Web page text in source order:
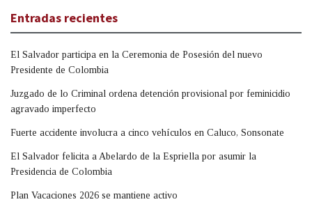
Entradas recientes
El Salvador participa en la Ceremonia de Posesión del nuevo
Presidente de Colombia
Juzgado de lo Criminal ordena detención provisional por feminicidio
agravado imperfecto
Fuerte accidente involucra a cinco vehículos en Caluco, Sonsonate
El Salvador felicita a Abelardo de la Espriella por asumir la
Presidencia de Colombia
Plan Vacaciones 2026 se mantiene activo